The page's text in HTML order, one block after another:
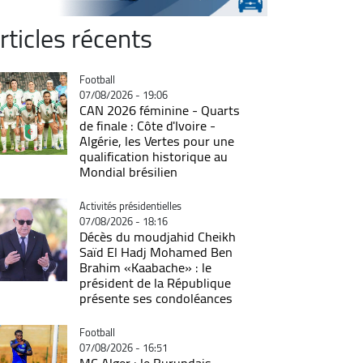
récents
Catégorie
Football
07/08/2026 - 19:06
CAN 2026 féminine - Quarts
de finale : Côte d'Ivoire -
Algérie, les Vertes pour une
qualification historique au
Mondial brésilien
Catégorie
Activités présidentielles
07/08/2026 - 18:16
Décès du moudjahid Cheikh
Saïd El Hadj Mohamed Ben
Brahim «Kaabache» : le
président de la République
présente ses condoléances
Catégorie
Football
07/08/2026 - 16:51